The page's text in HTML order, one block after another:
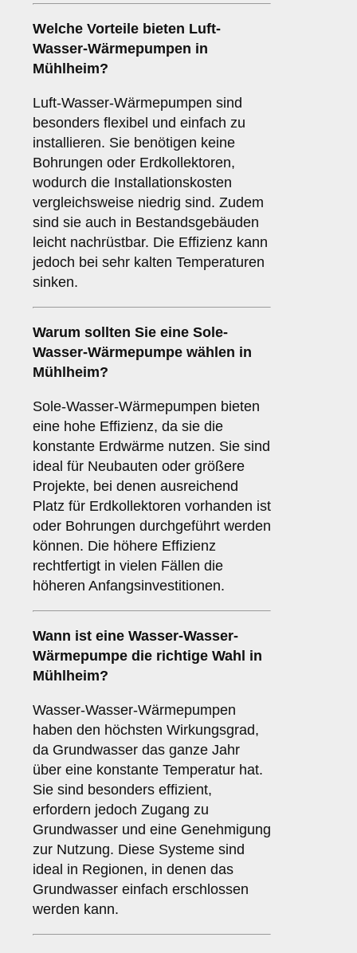
Welche Vorteile bieten Luft-
Wasser-Wärmepumpen in
Mühlheim?
Luft-Wasser-Wärmepumpen sind
besonders flexibel und einfach zu
installieren. Sie benötigen keine
Bohrungen oder Erdkollektoren,
wodurch die Installationskosten
vergleichsweise niedrig sind. Zudem
sind sie auch in Bestandsgebäuden
leicht nachrüstbar. Die Effizienz kann
jedoch bei sehr kalten Temperaturen
sinken.
Warum sollten Sie eine Sole-
Wasser-Wärmepumpe wählen in
Mühlheim?
Sole-Wasser-Wärmepumpen bieten
eine hohe Effizienz, da sie die
konstante Erdwärme nutzen. Sie sind
ideal für Neubauten oder größere
Projekte, bei denen ausreichend
Platz für Erdkollektoren vorhanden ist
oder Bohrungen durchgeführt werden
können. Die höhere Effizienz
rechtfertigt in vielen Fällen die
höheren Anfangsinvestitionen.
Wann ist eine Wasser-Wasser-
Wärmepumpe die richtige Wahl in
Mühlheim?
Wasser-Wasser-Wärmepumpen
haben den höchsten Wirkungsgrad,
da Grundwasser das ganze Jahr
über eine konstante Temperatur hat.
Sie sind besonders effizient,
erfordern jedoch Zugang zu
Grundwasser und eine Genehmigung
zur Nutzung. Diese Systeme sind
ideal in Regionen, in denen das
Grundwasser einfach erschlossen
werden kann.